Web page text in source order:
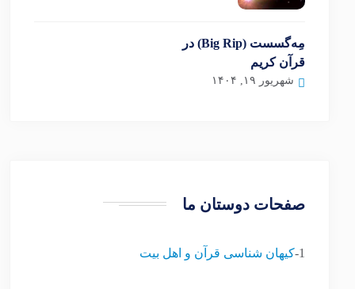
مِه‌گسست (Big Rip) در
قرآن کریم
شهریور ۱۹, ۱۴۰۴
صفحات دوستان ما
1- کیهان شناسی قرآن و اهل بیت